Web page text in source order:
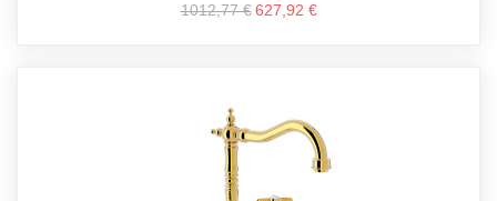
1012,77 € 627,92 €